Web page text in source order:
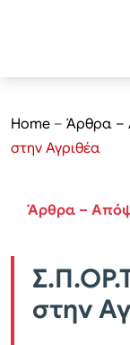
Home – Άρθρα –
στην Αγριθέα
Άρθρα –
στην